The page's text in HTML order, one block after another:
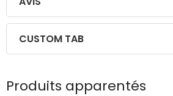
CUSTOM TAB
Produits apparentés